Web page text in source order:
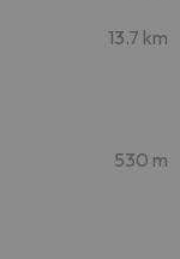
13.7 km
530 m